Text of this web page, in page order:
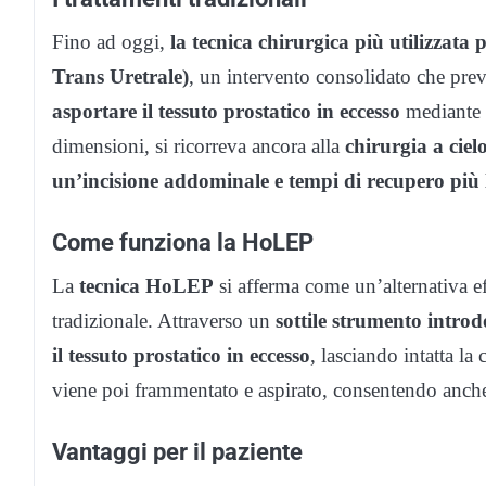
Fino ad oggi, la tecnica chirurgica più utilizzata
Trans Uretrale), un intervento consolidato che
asportare il tessuto prostatico in eccesso
dimensioni, si ricorreva ancora alla chirurgia a
un’incisione addominale e tempi di recupero
Come funziona la HoLEP
La tecnica HoLEP si afferma come un’alternativa
tradizionale. Attraverso un sottile strumento
il tessuto prostatico in eccesso, lasciando intatta la
viene poi frammentato e aspirato, consentendo
Vantaggi per il paziente